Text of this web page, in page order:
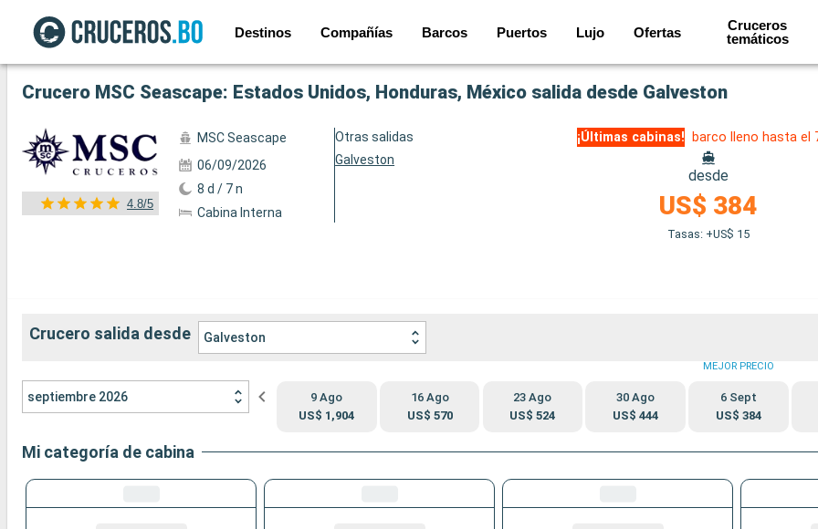
Destinos Compañías Barcos Puertos Lujo Ofertas
Cruceros
temáticos
Ver las 119 fotos siguientes
Crucero MSC Seascape: Estados Unidos, Honduras, México salida desde Galveston
4.8/5
MSC Seascape
06/09/2026
8 d / 7 n
Cabina Interna
Otras salidas
Galveston
¡Últimas cabinas! barco lleno hasta el
desde
US$ 384
Tasas: +US$ 15
Crucero salida desde Galveston
septiembre 2026
9 Ago
US$ 1,904
16 Ago
US$ 570
23 Ago
US$ 524
30 Ago
US$ 444
MEJOR PRECIO
6 Sept
US$ 384
Mi categoría de cabina